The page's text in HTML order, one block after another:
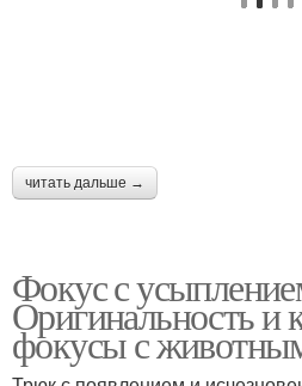
читать дальше →
Фокус с
Оригинальность и
фокусы с